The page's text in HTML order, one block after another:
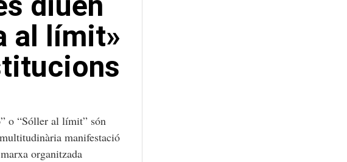
al límit»
o “Sóller al límit” són
manifestació
organitzada